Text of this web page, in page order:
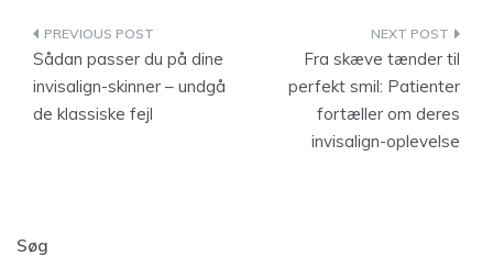
Indlægsnavigation
Sådan passer du på dine
invisalign-skinner – undgå
de klassiske fejl
Fra skæve tænder til
perfekt smil: Patienter
fortæller om deres
invisalign-oplevelse
Søg